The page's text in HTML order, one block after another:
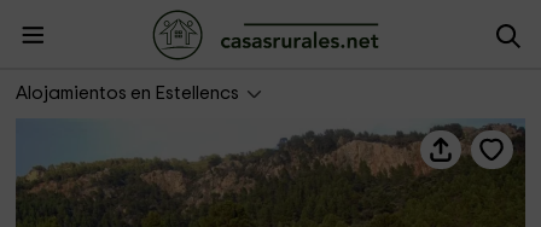
Alojamientos en Estellencs